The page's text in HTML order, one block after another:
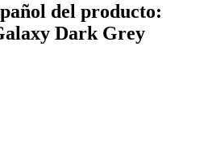
del producto:
Dark Grey